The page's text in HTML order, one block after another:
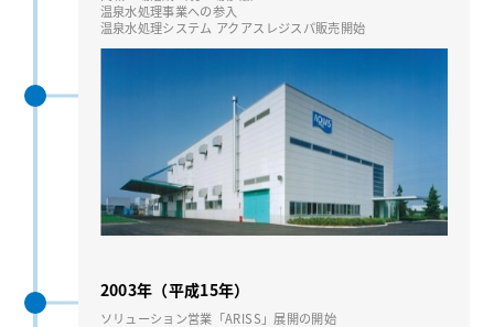
温泉⽔処理事業への参⼊
温泉⽔処理システム アクアスレジスパ販売開始
2003年（平成15年）
ソリューション営業「ARISS」展開の開始